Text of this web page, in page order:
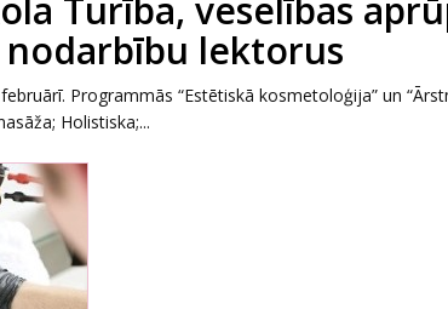
Turība, veselības
lektorus
Programmās “Estētiskā kosmetoloģija” un
Holistiska;...